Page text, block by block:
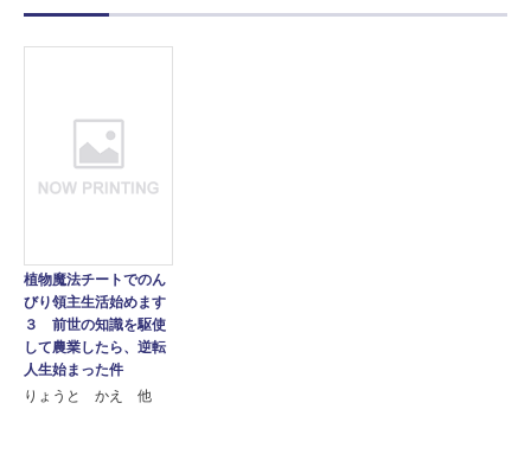
植物魔法チートでのん
びり領主生活始めます
３ 前世の知識を駆使
して農業したら、逆転
人生始まった件
りょうと かえ 他